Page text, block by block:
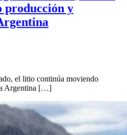
producción y
el litio continúa moviendo
Argentina […]